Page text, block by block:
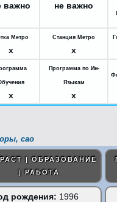
важно не важно
Метро
x
Станция Метро
x
x
Программа по Ин-
Языкам
x
сао
| ОБРАЗОВАНИЕ
| РАБОТА
рождения: 1996